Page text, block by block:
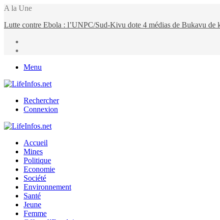
A la Une
Moria FM, UNPC et Coopération Suisse unis pour stopper Ebola à
Menu
Rechercher
Connexion
Accueil
Mines
Politique
Economie
Société
Environnement
Santé
Jeune
Femme